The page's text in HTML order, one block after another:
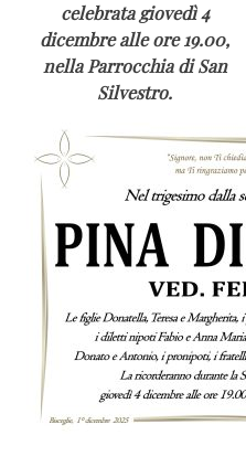
celebrata giovedì 4
dicembre alle ore 19.00,
nella Parrocchia di San
Silvestro.